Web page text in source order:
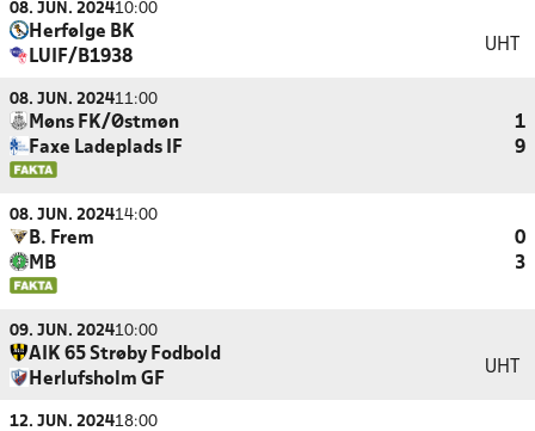
08. JUN. 202410:00
Herfølge BK
LUIF/B1938
UHT
08. JUN. 202411:00
Møns FK/Østmøn
1
Faxe Ladeplads IF
9
08. JUN. 202414:00
B. Frem
0
MB
3
09. JUN. 202410:00
AIK 65 Strøby Fodbold
Herlufsholm GF
UHT
12. JUN. 202418:00